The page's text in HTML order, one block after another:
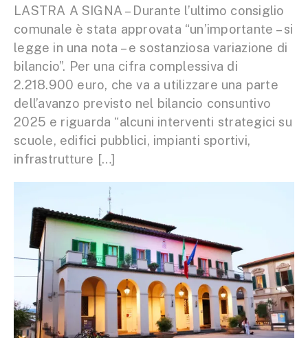
LASTRA A SIGNA – Durante l’ultimo consiglio
comunale è stata approvata “un’importante – si
legge in una nota – e sostanziosa variazione di
bilancio”. Per una cifra complessiva di
2.218.900 euro, che va a utilizzare una parte
dell’avanzo previsto nel bilancio consuntivo
2025 e riguarda “alcuni interventi strategici su
scuole, edifici pubblici, impianti sportivi,
infrastrutture […]